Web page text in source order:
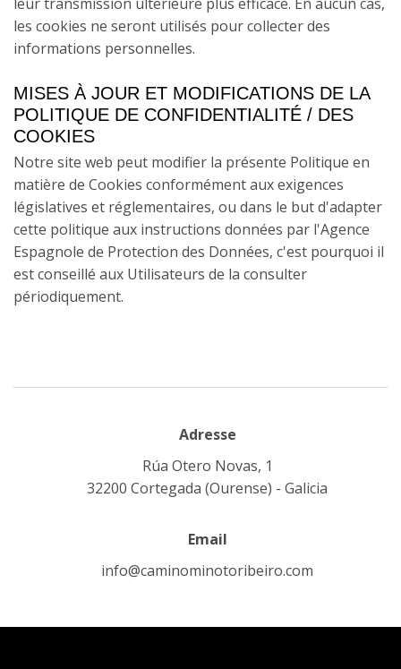
les cookies ne seront utilisés pour collecter des
informations personnelles.
MISES À JOUR ET MODIFICATIONS DE LA
POLITIQUE DE CONFIDENTIALITÉ / DES
COOKIES
Notre site web peut modifier la présente Politique en
matière de Cookies conformément aux exigences
législatives et réglementaires, ou dans le but d'adapter
cette politique aux instructions données par l'Agence
Espagnole de Protection des Données, c'est pourquoi il
est conseillé aux Utilisateurs de la consulter
périodiquement.
Adresse
Rúa Otero Novas, 1
32200 Cortegada (Ourense) - Galicia
Email
info@caminominotoribeiro.com